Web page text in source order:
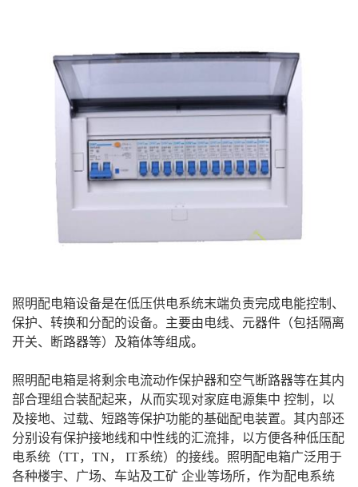
照明配电箱设备是在低压供电系统末端负责完成电能控制、
保护、转换和分配的设备。主要由电线、元器件（包括隔离
开关、断路器等）及箱体等组成。
照明配电箱是将剩余电流动作保护器和空气断路器等在其内
部合理组合装配起来，从而实现对家庭电源集中 控制，以
及接地、过载、短路等保护功能的基础配电装置。其内部还
分别设有保护接地线和中性线的汇流排，以方便各种低压配
电系统（TT，TN， IT系统）的接线。照明配电箱广泛用于
各种楼宇、广场、车站及工矿 企业等场所，作为配电系统